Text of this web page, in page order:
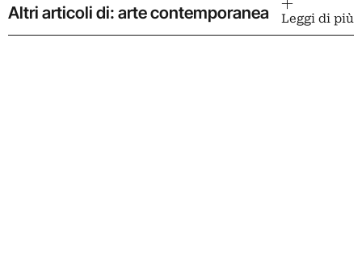
Altri articoli di: arte contemporanea Leggi di più